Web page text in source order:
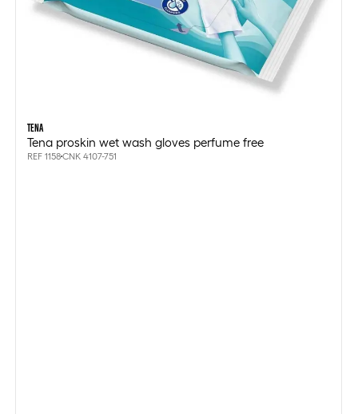
TENA
Tena proskin wet wash gloves perfume free
REF 1158CNK 4107-751